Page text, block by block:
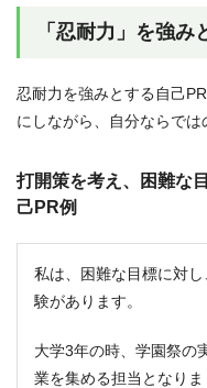
「忍耐力」を強
忍耐力を強みとする自己
にしながら、自分ならでは
打開策を考え、困難な
己PR例
私は、困難な目標に対
験があります。
大学3年の時、学園祭の
業を集める担当となり